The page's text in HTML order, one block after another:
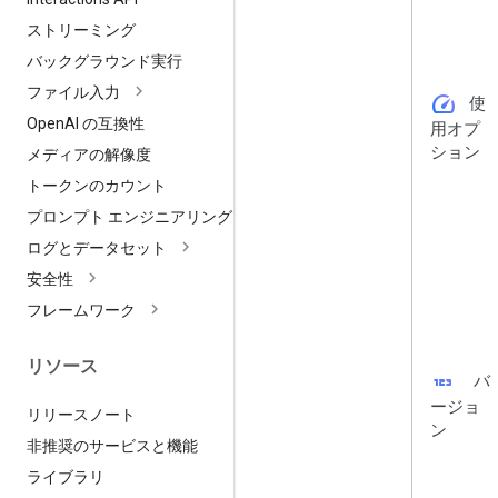
ストリーミング
バックグラウンド実行
ファイル入力
OpenAI の互換性
メディアの解像度
トークンのカウント
プロンプト エンジニアリング
ログとデータセット
安全性
フレームワーク
リソース
リリースノート
非推奨のサービスと機能
ライブラリ
speed
使
用オプ
ション
123
バ
ージョ
ン